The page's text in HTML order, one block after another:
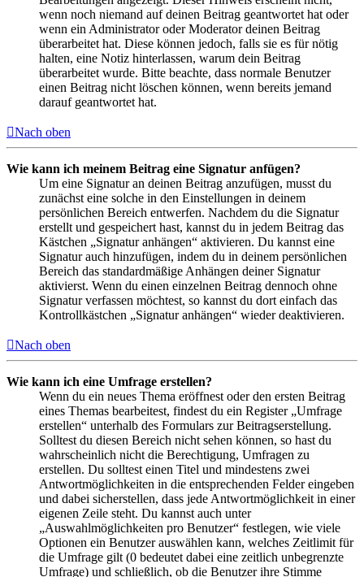
wenn noch niemand auf deinen Beitrag geantwortet hat oder
wenn ein Administrator oder Moderator deinen Beitrag
überarbeitet hat. Diese können jedoch, falls sie es für nötig
halten, eine Notiz hinterlassen, warum dein Beitrag
überarbeitet wurde. Bitte beachte, dass normale Benutzer
einen Beitrag nicht löschen können, wenn bereits jemand
darauf geantwortet hat.
Nach oben
Wie kann ich meinem Beitrag eine Signatur anfügen?
Um eine Signatur an deinen Beitrag anzufügen, musst du
zunächst eine solche in den Einstellungen in deinem
persönlichen Bereich entwerfen. Nachdem du die Signatur
erstellt und gespeichert hast, kannst du in jedem Beitrag das
Kästchen „Signatur anhängen“ aktivieren. Du kannst eine
Signatur auch hinzufügen, indem du in deinem persönlichen
Bereich das standardmäßige Anhängen deiner Signatur
aktivierst. Wenn du einen einzelnen Beitrag dennoch ohne
Signatur verfassen möchtest, so kannst du dort einfach das
Kontrollkästchen „Signatur anhängen“ wieder deaktivieren.
Nach oben
Wie kann ich eine Umfrage erstellen?
Wenn du ein neues Thema eröffnest oder den ersten Beitrag
eines Themas bearbeitest, findest du ein Register „Umfrage
erstellen“ unterhalb des Formulars zur Beitragserstellung.
Solltest du diesen Bereich nicht sehen können, so hast du
wahrscheinlich nicht die Berechtigung, Umfragen zu
erstellen. Du solltest einen Titel und mindestens zwei
Antwortmöglichkeiten in die entsprechenden Felder eingeben
und dabei sicherstellen, dass jede Antwortmöglichkeit in einer
eigenen Zeile steht. Du kannst auch unter
„Auswahlmöglichkeiten pro Benutzer“ festlegen, wie viele
Optionen ein Benutzer auswählen kann, welches Zeitlimit für
die Umfrage gilt (0 bedeutet dabei eine zeitlich unbegrenzte
Umfrage) und schließlich, ob die Benutzer ihre Stimme